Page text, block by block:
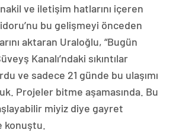
ve iletişim hatlarını içeren
bu gelişmeyi önceden
aktaran Uraloğlu, “Bugün
Kanalı’ndaki sıkıntılar
ve sadece 21 günde bu ulaşımı
Projeler bitme aşamasında. Bu
miyiz diye gayret
konuştu.